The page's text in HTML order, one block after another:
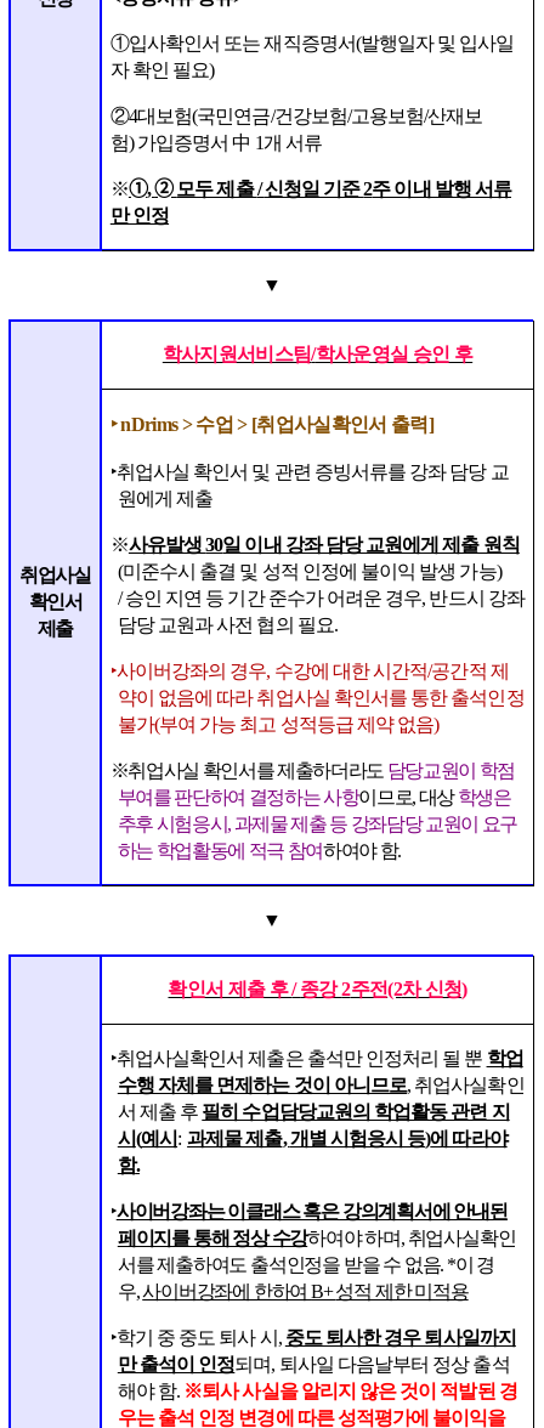
①입사확인서 또는 재직증명서(발행일자 및 입사일
자 확인 필요)
②4대보험(국민연금/건강보험/고용보험/산재보
험)가입증명서中 1개 서류
※➀,➁모두 제출/신청일 기준2주 이내 발행 서류
만 인정
▼
취업사실
확인서
제출
학사지원서비스팀/학사운영실 승인 후
‣nDrims >수업> [취업사실확인서 출력]
‣취업사실 확인서 및 관련 증빙서류를 강좌 담당 교
원에게 제출
※사유발생30일 이내 강좌 담당 교원에게 제출 원칙
(미준수시 출결 및 성적 인정에 불이익 발생 가능)
/승인 지연 등 기간 준수가 어려운 경우, 반드시 강좌
담당 교원과 사전 협의 필요.
‣사이버강좌의 경우, 수강에 대한 시간적/공간적 제
약이 없음에 따라 취업사실 확인서를 통한 출석인정
불가(부여 가능 최고 성적등급 제약 없음)
※취업사실 확인서를 제출하더라도 담당교원이 학점
부여를 판단하여 결정하는 사항이므로,대상학생은
추후 시험응시 ,과제물 제출 등 강좌담당 교원이 요구
하는 학업활동에 적극 참여하여야 함.
▼
확인서 제출 후/종강2주전(2차 신청)
‣취업사실확인서 제출은 출석만 인정처리 될 뿐 학업
수행 자체를 면제하는 것이 아니므로, 취업사실확인
서 제출 후 필히 수업담당교원의 학업활동 관련 지
시 (예시 :과제물 제출,개별 시험응시 등)에 따라야
함.
‣사이버강좌는 이클래스 혹은 강의계획서에 안내된
페이지를 통해 정상 수강하여야 하며, 취업사실확인
서를 제출하여도 출석인정을 받을 수 없음. *이 경
우,사이버강좌에 한하여B+성적 제한 미적용
‣학기 중 중도 퇴사 시 , 중도 퇴사한 경우 퇴사일까지
만 출석이 인정되며, 퇴사일 다음날부터 정상 출석
해야 함. ※퇴사 사실을 알리지 않은 것이 적발된 경
우는 출석 인정 변경에 따른 성적평가에 불이익을